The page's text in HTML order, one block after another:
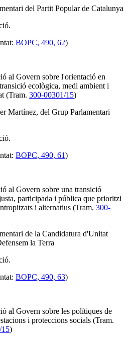
del Partit Popular de Catalunya
BOPC, 490, 62)
al Govern sobre l'orientació en
ecològica, medi ambient i
(Tram.300-00301/15)
Martínez, del Grup Parlamentari
BOPC, 490, 61)
al Govern sobre una transició
participada i pública que prioritzi
i alternatius (Tram.300-
de la Candidatura d'Unitat
la Terra
BOPC, 490, 63)
al Govern sobre les polítiques de
i proteccions socials (Tram.
15)